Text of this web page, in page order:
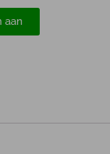
aan